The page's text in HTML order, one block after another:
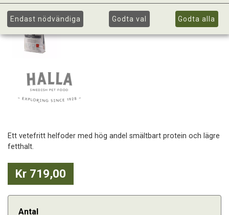
Ett vetefritt helfoder med hög andel smältbart protein och lägre
fetthalt.
Kr 719,00
Antal
Endast nödvändiga Godta val Godta alla